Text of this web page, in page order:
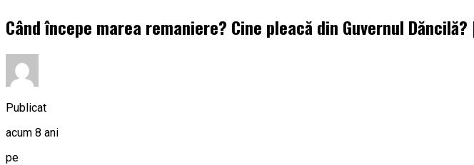
Când începe marea remaniere? Cine pleacă din Guvernul Dăncilă?
Publicat
acum 8 ani
pe